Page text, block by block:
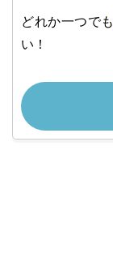
どれか一つでも
い！